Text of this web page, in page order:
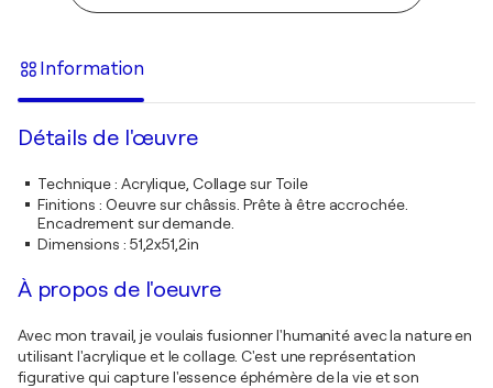
Information
Détails de l'œuvre
Technique: Acrylique, Collage sur Toile
Finitions : Oeuvre sur châssis. Prête à être accrochée.
Encadrement sur demande.
Dimensions : 51,2x51,2in
À propos de l'oeuvre
Avec mon travail, je voulais fusionner l'humanité avec la nature en
utilisant l'acrylique et le collage. C'est une représentation
figurative qui capture l'essence éphémère de la vie et son